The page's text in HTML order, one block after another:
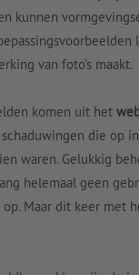
kunnen
van foto’s maakt.
komen uit het
die op
waren. Gelukkig
helemaal geen
Maar dit keer met